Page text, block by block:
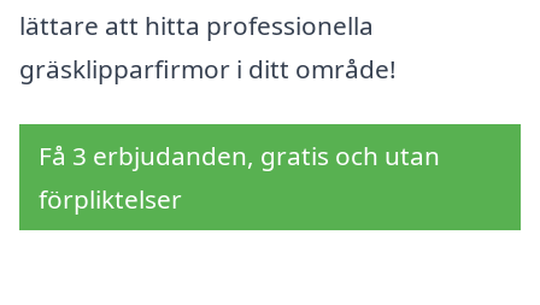
lättare att hitta professionella
gräsklipparfirmor i ditt område!
Få 3 erbjudanden, gratis och utan
förpliktelser